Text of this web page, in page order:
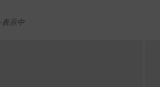
表示中